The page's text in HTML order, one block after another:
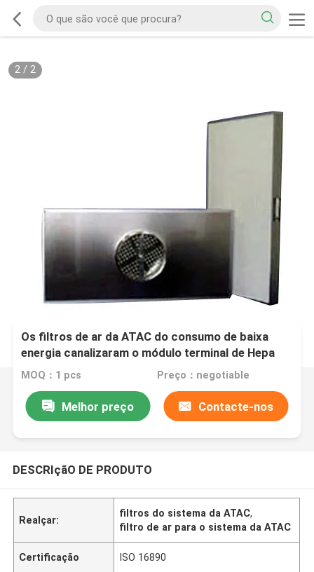
2/ 2
Os filtros de ar da ATAC do consumo de baixa
energia canalizaram o módulo terminal de Hepa
MOQ：1 pcs Preço：negotiable
Melhor preço Contacte-nos
DESCRIçãO DE PRODUTO
Realçar:
filtros do sistema da ATAC,
filtro de ar para o sistema da ATAC
Certificação ISO 16890